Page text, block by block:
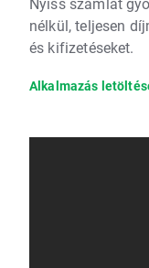
nélkül, teljesen
és kifizetéseket.
Alkalmazás